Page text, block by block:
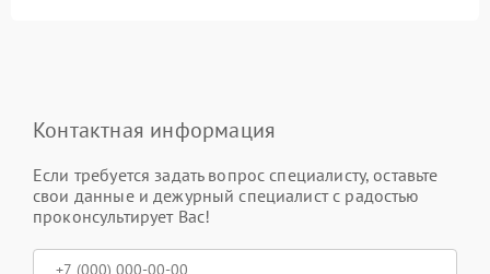
Контактная информация
Если требуется задать вопрос специалисту, оставьте
свои данные и дежурный специалист с радостью
проконсультирует Вас!